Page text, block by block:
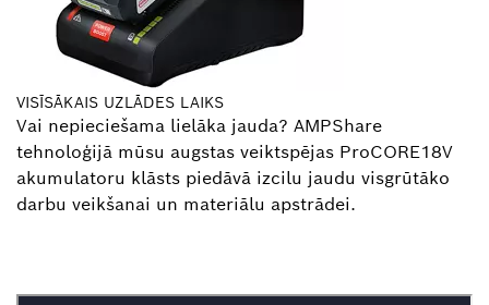
VISĪSĀKAIS UZLĀDES LAIKS
Vai nepieciešama lielāka jauda? AMPShare
tehnoloģijā mūsu augstas veiktspējas ProCORE18V
akumulatoru klāsts piedāvā izcilu jaudu visgrūtāko
darbu veikšanai un materiālu apstrādei.